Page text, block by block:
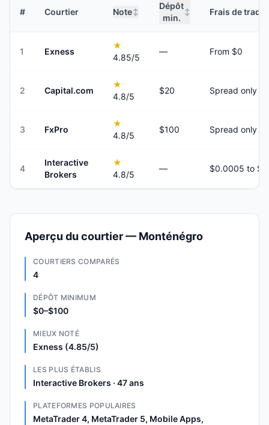
# Courtier Note↕
Dépôt
min.
↕ Frais de
1 Exness
★
4.85/5
— From $0
2 Capital.com
★
4.8/5
$20 Spread only
3 FxPro
★
4.8/5
$100 Spread only
4
Interactive
Brokers
★
4.8/5
—
Aperçu du courtier — Monténégro
COURTIERS COMPARÉS
4
DÉPÔT MINIMUM
$0–$100
MIEUX NOTÉ
Exness (4.85/5)
LES PLUS ÉTABLIS
Interactive Brokers · 47 ans
PLATEFORMES POPULAIRES
MetaTrader 4, MetaTrader 5, Mobile Apps,